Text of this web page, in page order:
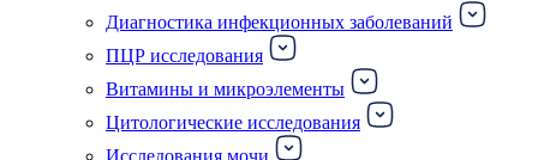
Диагностика инфекционных заболеваний
ПЦР исследования
Витамины и микроэлементы
Цитологические исследования
Исследования мочи